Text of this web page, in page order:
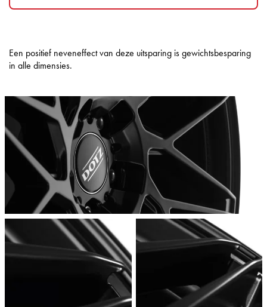
Een positief neveneffect van deze uitsparing is gewichtsbesparing
in alle dimensies.